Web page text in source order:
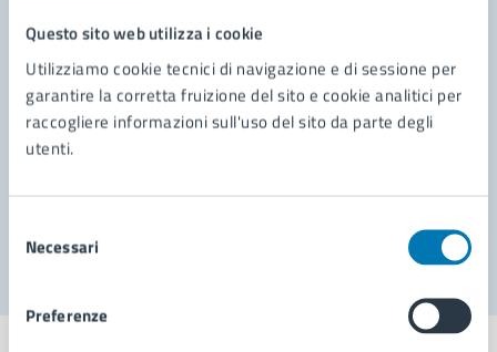
Questo sito web utilizza i cookie
Utilizziamo cookie tecnici di navigazione e di sessione per
garantire la corretta fruizione del sito e cookie analitici per
raccogliere informazioni sull'uso del sito da parte degli
utenti.
delNecessari
Preferenze
Leggi le domande frequenti
Richiedi assistenza
Prenota appuntamento